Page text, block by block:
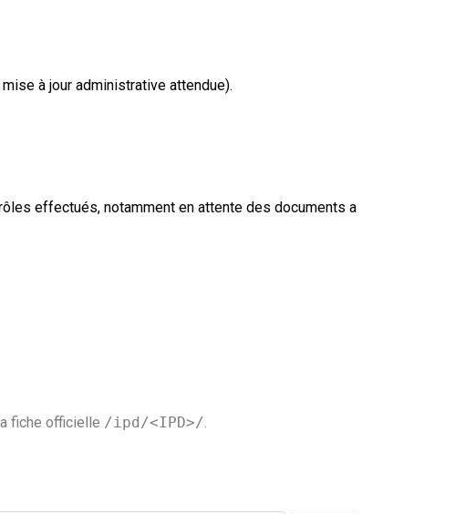
à jour administrative attendue).
effectués, notamment en attente des documents a
fiche officielle /ipd/<IPD>/.